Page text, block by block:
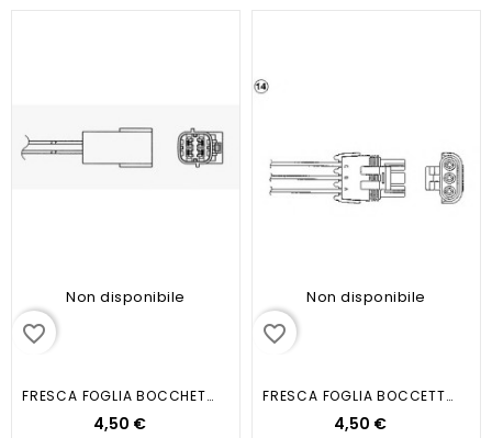
Non disponibile
favorite_border
FRESCA FOGLIA BOCCHETTA SWEET ROSE
4,50 €
Non disponibile
favorite_border
FRESCA FOGLIA BOCCETTA GREEN WOOD
4,50 €